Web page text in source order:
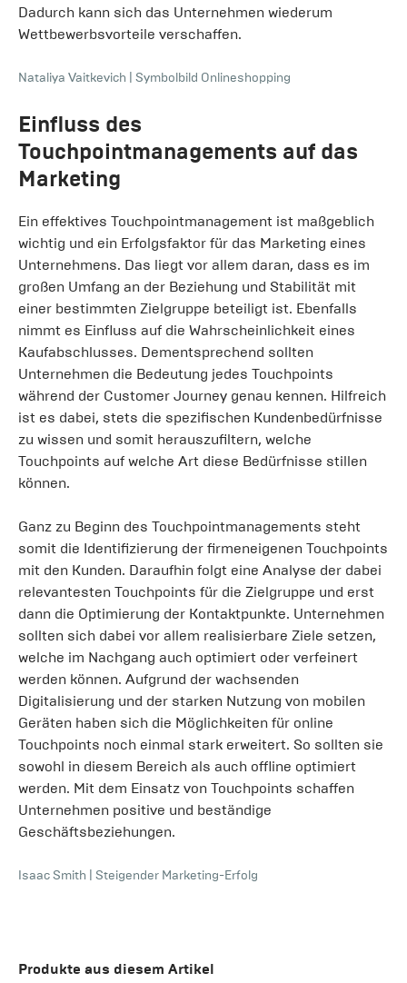
Dadurch kann sich das Unternehmen wiederum
Wettbewerbsvorteile verschaffen.
Nataliya Vaitkevich Symbolbild Onlineshopping
Einfluss des
Touchpointmanagements auf das
Marketing
Ein effektives Touchpointmanagement ist maßgeblich
wichtig und ein Erfolgsfaktor für das Marketing eines
Unternehmens. Das liegt vor allem daran, dass es im
großen Umfang an der Beziehung und Stabilität mit
einer bestimmten Zielgruppe beteiligt ist. Ebenfalls
nimmt es Einfluss auf die Wahrscheinlichkeit eines
Kaufabschlusses. Dementsprechend sollten
Unternehmen die Bedeutung jedes Touchpoints
während der Customer Journey genau kennen. Hilfreich
ist es dabei, stets die spezifischen Kundenbedürfnisse
zu wissen und somit herauszufiltern, welche
Touchpoints auf welche Art diese Bedürfnisse stillen
können.
Ganz zu Beginn des Touchpointmanagements steht
somit die Identifizierung der firmeneigenen Touchpoints
mit den Kunden. Daraufhin folgt eine Analyse der dabei
relevantesten Touchpoints für die Zielgruppe und erst
dann die Optimierung der Kontaktpunkte. Unternehmen
sollten sich dabei vor allem realisierbare Ziele setzen,
welche im Nachgang auch optimiert oder verfeinert
werden können. Aufgrund der wachsenden
Digitalisierung und der starken Nutzung von mobilen
Geräten haben sich die Möglichkeiten für online
Touchpoints noch einmal stark erweitert. So sollten sie
sowohl in diesem Bereich als auch offline optimiert
werden. Mit dem Einsatz von Touchpoints schaffen
Unternehmen positive und beständige
Geschäftsbeziehungen.
Isaac Smith Steigender Marketing-Erfolg
Produkte aus diesem Artikel